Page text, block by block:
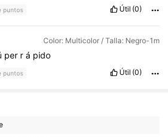
puntos Útil (0)
Color: Multicolor / Talla: Negro-1m
per rá pido
puntos Útil (0)